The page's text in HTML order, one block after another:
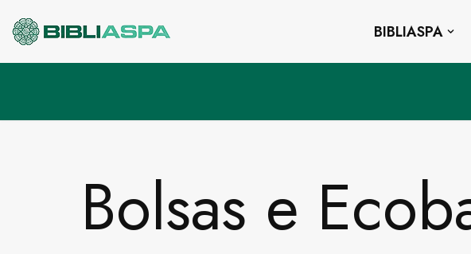
Pular
BIBLIASPA
Bolsas e